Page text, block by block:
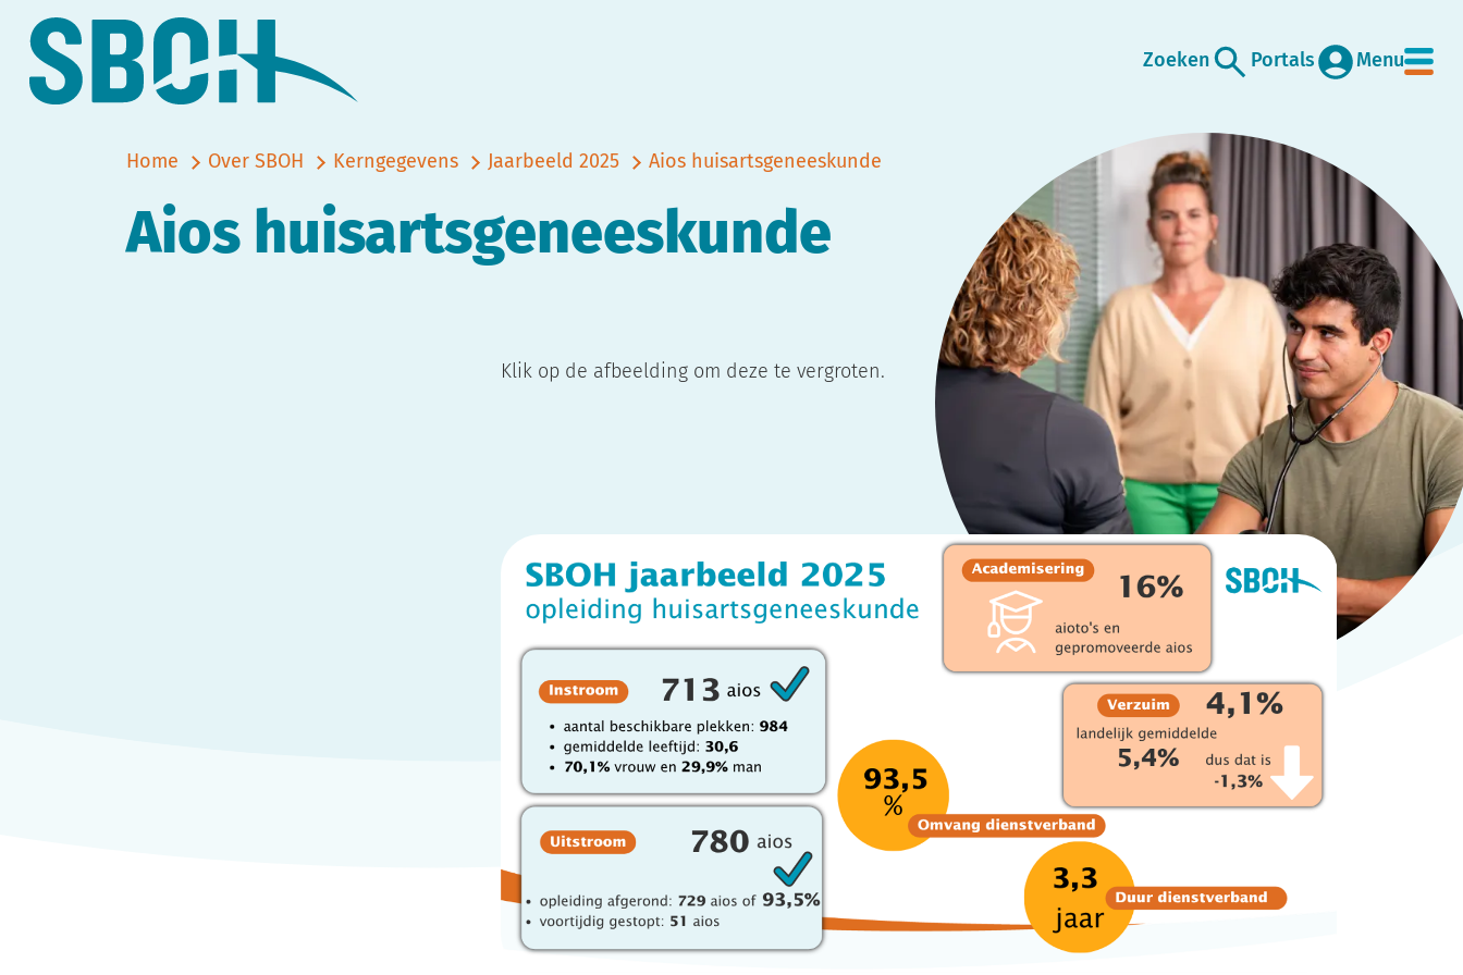
Zoeken Portals Menu
Home Over SBOH Kerngegevens Jaarbeeld 2025 Aios huisartsgeneeskunde
Aios huisartsgeneeskunde
Klik op de afbeelding om deze te vergroten.